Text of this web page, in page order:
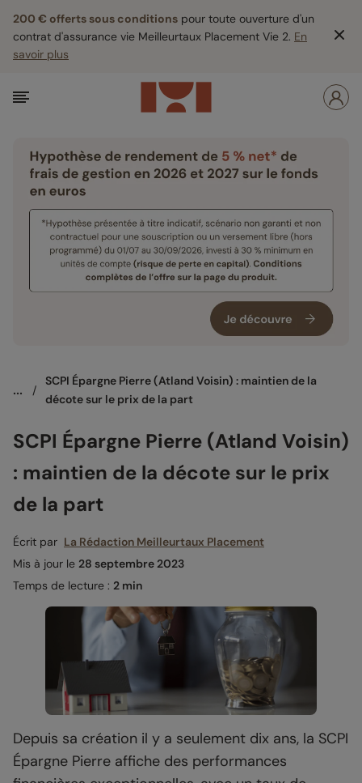
200 € offerts sous conditions pour toute ouverture d'un
contrat d'assurance vie Meilleurtaux Placement Vie 2. En
savoir plus
... /
SCPI Épargne Pierre (Atland Voisin) : maintien de la
décote sur le prix de la part
SCPI Épargne Pierre (Atland Voisin)
: maintien de la décote sur le prix
de la part
Écrit par La Rédaction Meilleurtaux Placement
Mis à jour le 28 septembre 2023
Temps de lecture : 2 min
Depuis sa création il y a seulement dix ans, la SCPI
Épargne Pierre affiche des performances